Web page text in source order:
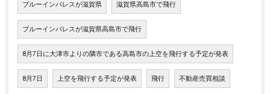
ブルーインパレスが滋賀県 滋賀県高島市で飛行
ブルーインパレスが滋賀県高島市で飛行
8月7日に大津市よりの隣市である高島市の上空を飛行する予定が発表
8月7日 上空を飛行する予定が発表 飛行 不動産売買相談